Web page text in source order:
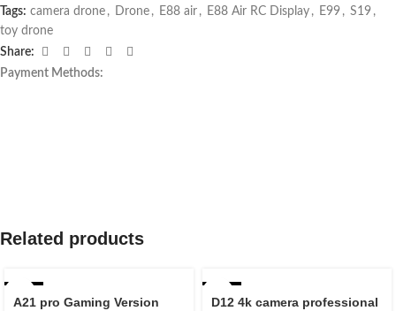
Tags: camera drone , Drone , E88 air , E88 Air RC Display , E99 , S19 ,
toy drone
Share:
Payment Methods:
Related products
A21 pro Gaming Version
D12 4k camera professional